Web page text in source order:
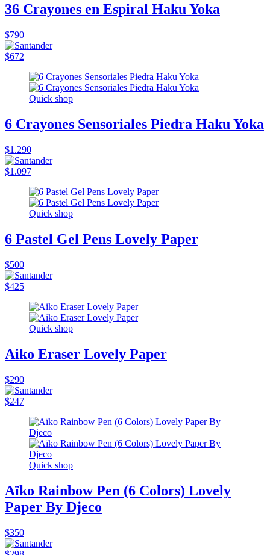
36 Crayones en Espiral Haku Yoka
$790
$672
Quick shop
6 Crayones Sensoriales Piedra Haku Yoka
$1.290
$1.097
Quick shop
6 Pastel Gel Pens Lovely Paper
$500
$425
Quick shop
Aiko Eraser Lovely Paper
$290
$247
Quick shop
Aïko Rainbow Pen (6 Colors) Lovely
Paper By Djeco
$350